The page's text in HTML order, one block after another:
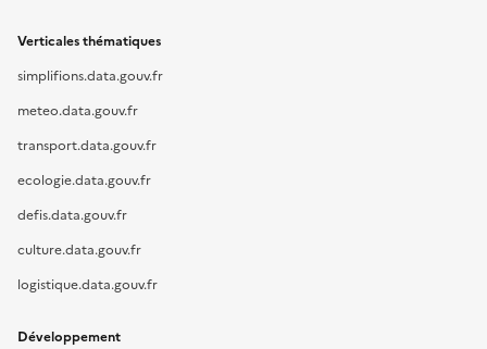
Verticales thématiques
simplifions.data.gouv.fr
meteo.data.gouv.fr
transport.data.gouv.fr
ecologie.data.gouv.fr
defis.data.gouv.fr
culture.data.gouv.fr
logistique.data.gouv.fr
Développement